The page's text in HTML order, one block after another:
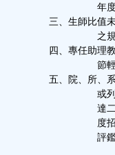
年度招生名額總
三、生師比值未達
之規定者，調整
四、專任助理教授
節輕重調整
五、院、所、系、
或列有三等或四
達二等以上者，
度招生名額百分
評鑑通過